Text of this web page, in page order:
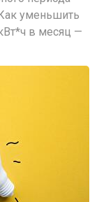
уменьшить
в месяц —